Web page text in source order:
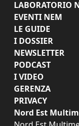
LABORATORIO
EVENTI NEM
LE GUIDE
I DOSSIER
NEWSLETTER
PODCAST
I VIDEO
GERENZA
PRIVACY
Nord Est